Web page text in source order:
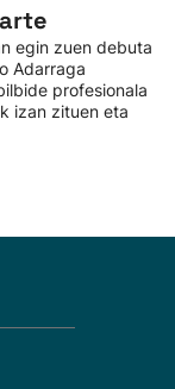
egin zuen debuta
Adarraga
profesionala
izan zituen eta